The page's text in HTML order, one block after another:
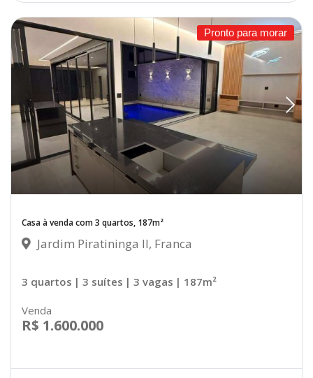
Pronto para morar
Casa à venda com 3 quartos, 187m²
Jardim Piratininga II, Franca
3 quartos | 3 suítes | 3 vagas | 187m²
Venda
R$ 1.600.000